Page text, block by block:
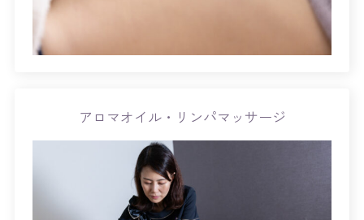
アロマオイル・リンパマッサージ